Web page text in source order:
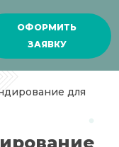
ОФОРМИТЬ
ЗАЯВКУ
для